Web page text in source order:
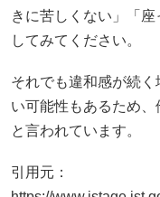
きに苦しくない」「
してみてください。
それでも違和感が続
い可能性もあるため
と言われています。
引用元：